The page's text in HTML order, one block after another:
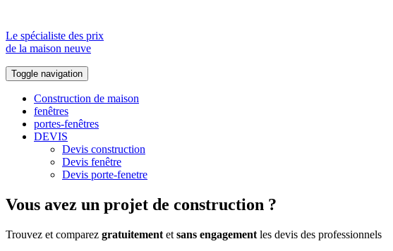
Le spécialiste des prix
de la maison neuve
Toggle navigation
Construction de maison
fenêtres
portes-fenêtres
DEVIS
Devis construction
Devis fenêtre
Devis porte-fenetre
Vous avez un projet de construction ?
Trouvez et comparez gratuitement et sans engagement les devis des professionnels